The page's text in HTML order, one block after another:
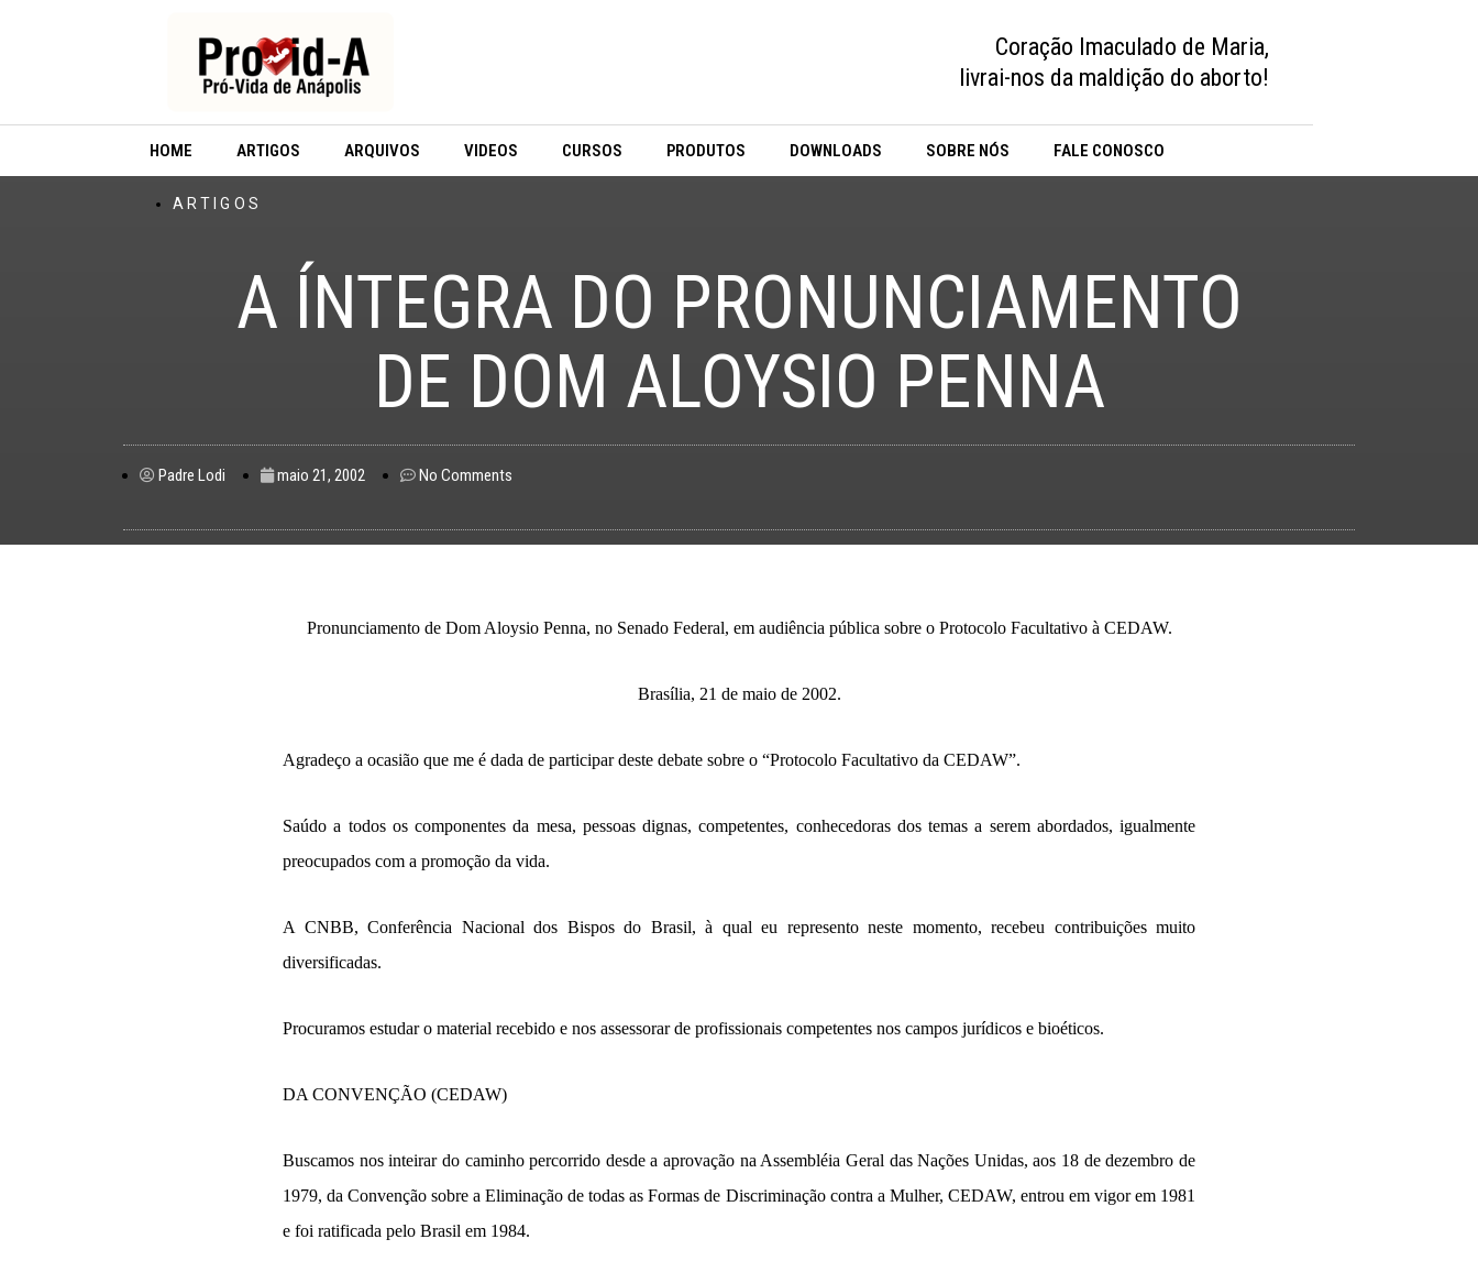
Coração Imaculado de Maria,
livrai-nos da maldição do aborto!
HOME ARTIGOS ARQUIVOS VIDEOS CURSOS PRODUTOS DOWNLOADS SOBRE NÓS FALE CONOSCO
ARTIGOS
A ÍNTEGRA DO PRONUNCIAMENTO
DE DOM ALOYSIO PENNA
Padre Lodi maio 21, 2002 No Comments
Pronunciamento de Dom Aloysio Penna, no Senado Federal, em audiência pública sobre o Protocolo Facultativo à CEDAW.
Brasília, 21 de maio de 2002.
Agradeço a ocasião que me é dada de participar deste debate sobre o “Protocolo Facultativo da CEDAW”.
Saúdo a todos os componentes da mesa, pessoas dignas, competentes, conhecedoras dos temas a serem abordados, igualmente
preocupados com a promoção da vida.
A CNBB, Conferência Nacional dos Bispos do Brasil, à qual eu represento neste momento, recebeu contribuições muito
diversificadas.
Procuramos estudar o material recebido e nos assessorar de profissionais competentes nos campos jurídicos e bioéticos.
DA CONVENÇÃO (CEDAW)
Buscamos nos inteirar do caminho percorrido desde a aprovação na Assembléia Geral das Nações Unidas, aos 18 de dezembro de
1979, da Convenção sobre a Eliminação de todas as Formas de Discriminação contra a Mulher, CEDAW, entrou em vigor em 1981
e foi ratificada pelo Brasil em 1984.